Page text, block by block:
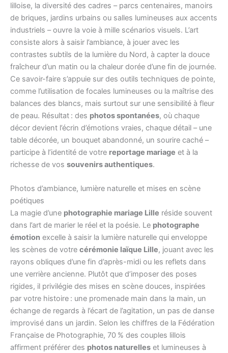
lilloise, la diversité des cadres – parcs centenaires, manoirs
de briques, jardins urbains ou salles lumineuses aux accents
industriels – ouvre la voie à mille scénarios visuels. L’art
consiste alors à saisir l’ambiance, à jouer avec les
contrastes subtils de la lumière du Nord, à capter la douce
fraîcheur d’un matin ou la chaleur dorée d’une fin de journée.
Ce savoir-faire s’appuie sur des outils techniques de pointe,
comme l’utilisation de focales lumineuses ou la maîtrise des
balances des blancs, mais surtout sur une sensibilité à fleur
de peau. Résultat : des photos spontanées, où chaque
décor devient l’écrin d’émotions vraies, chaque détail – une
table décorée, un bouquet abandonné, un sourire caché –
participe à l’identité de votre reportage mariage et à la
richesse de vos souvenirs authentiques.
Photos d’ambiance, lumière naturelle et mises en scène
poétiques
La magie d’une photographie mariage Lille réside souvent
dans l’art de marier le réel et la poésie. Le photographe
émotion excelle à saisir la lumière naturelle qui enveloppe
les scènes de votre cérémonie laïque Lille, jouant avec les
rayons obliques d’une fin d’après-midi ou les reflets dans
une verrière ancienne. Plutôt que d’imposer des poses
rigides, il privilégie des mises en scène douces, inspirées
par votre histoire : une promenade main dans la main, un
échange de regards à l’écart de l’agitation, un pas de danse
improvisé dans un jardin. Selon les chiffres de la Fédération
Française de Photographie, 70 % des couples lillois
affirment préférer des photos naturelles et lumineuses à